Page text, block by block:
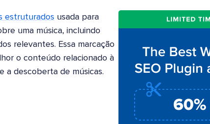
estruturados usada para
uma música, incluindo
relevantes. Essa marcação
o conteúdo relacionado à
e a descoberta de músicas.